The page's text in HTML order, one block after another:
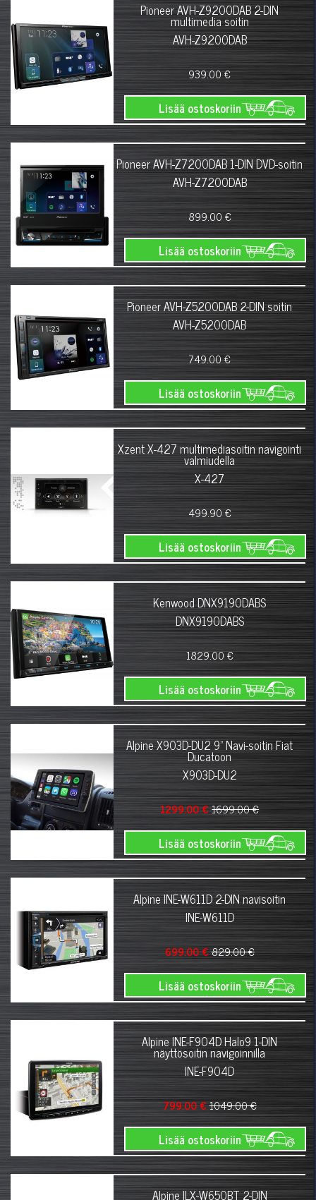
Pioneer AVH-Z9200DAB 2-DIN
multimedia soitin
AVH-Z9200DAB
939.00 €
Lisää ostoskoriin
Pioneer AVH-Z7200DAB 1-DIN DVD-soitin
AVH-Z7200DAB
899.00 €
Lisää ostoskoriin
Pioneer AVH-Z5200DAB 2-DIN soitin
AVH-Z5200DAB
749.00 €
Lisää ostoskoriin
Xzent X-427 multimediasoitin navigointi
valmiudella
X-427
499.90 €
Lisää ostoskoriin
Kenwood DNX9190DABS
DNX9190DABS
1829.00 €
Lisää ostoskoriin
Alpine X903D-DU2 9" Navi-soitin Fiat
Ducatoon
X903D-DU2
1299.00 €1699.00 €
Lisää ostoskoriin
Alpine INE-W611D 2-DIN navisoitin
INE-W611D
699.00 €829.00 €
Lisää ostoskoriin
Alpine INE-F904D Halo9 1-DIN
näyttösoitin navigoinnilla
INE-F904D
799.00 €1049.00 €
Lisää ostoskoriin
Alpine ILX-W650BT 2-DIN